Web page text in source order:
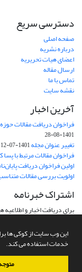
این وب سایت از کوکی ها
خدمات استفاده می کند.
دسترسی سریع
صفحه اصلی
درباره نشریه
اعضای هیات تحریریه
ارسال مقاله
تماس با ما
نقشه سایت
آخرین اخبار
فراخوان دریافت مقالات
1401-08-28
تغییر عنوان مجله1401-07-12
فراخوان مقالات مرتبط با پسا
اولین فراخوان دریافت
اولویت بررسی مقالات
اشتراک خبرنامه
برای دریافت اخبار و